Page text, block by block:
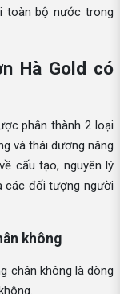
toàn bộ nước trong
Hà Gold có
phân thành 2 loại
và thái dương năng
cấu tạo, nguyên lý
các đối tượng người
không
chân không là dòng